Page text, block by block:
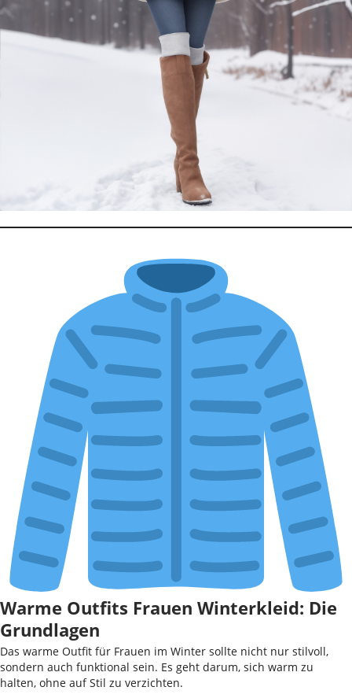
Warme Outfits Frauen Winterkleid: Die
Grundlagen
Das warme Outfit für Frauen im Winter sollte nicht nur stilvoll,
sondern auch funktional sein. Es geht darum, sich warm zu
halten, ohne auf Stil zu verzichten.